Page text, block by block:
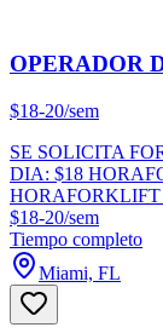
OPERADOR
$18-20/sem
SE SOLICITA
DIA: $18
$18-20/sem
Tiempo completo
Miami, FL